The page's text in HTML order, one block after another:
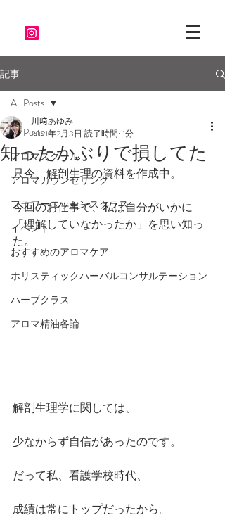
記事
All Posts
アロマスクール
アロマカウンセリング
フラワーエッセンスクラス
イベント
おすすめのアロマケア
ホリスティックハーバルコンサルテーション
ハーブクラス
アロマ精油各論
All Posts
知ったかぶりで損してた
川﨑あゆみ
2021年2月3日 読了時間: 1分
只今、解剖生理の資料を作成中。
今回のお仕事で、私は自分がいかに
「理解していなかったか」を思い知っ
た。
解剖生理学に関しては、
少なからず自信があったのです。
だって私、看護学校時代、
成績は常にトップだったから。